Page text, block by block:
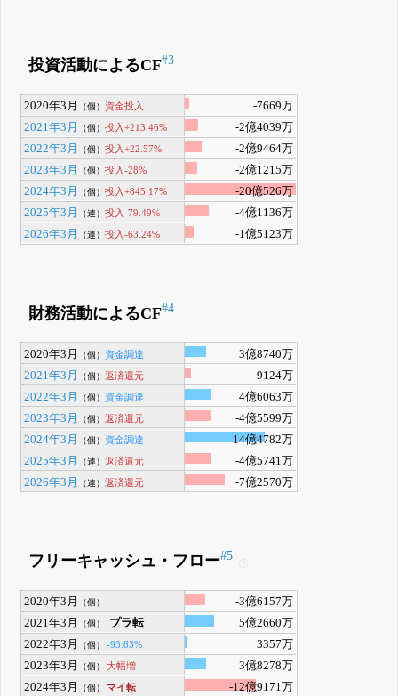
投資活動によるCF#3
2020年3月 （個） 資金投入
-7669万
2021年3月
（個）投入+213.46%
-2億4039万
2022年3月
（個）投入+22.57%
-2億9464万
2023年3月
（個）投入-28%
-2億1215万
2024年3月
（個）投入+845.17%
-20億526万
2025年3月
（連）投入-79.49%
-4億1136万
2026年3月
（連）投入-63.24% -1億5123万
財務活動によるCF#4
2020年3月 （個） 資金調達
3億8740万
2021年3月
（個）返済還元
-9124万
2022年3月
（個） 資金調達
4億6063万
2023年3月
（個）返済還元
-4億5599万
2024年3月
（個） 資金調達
14億4782万
2025年3月
（連）返済還元
-4億5741万
2026年3月
（連）返済還元 -7億2570万
フリーキャッシュ・フロー#5
2020年3月 （個）
-3億6157万
2021年3月
（個） プラ転
5億2660万
2022年3月
（個） -93.63%
3357万
2023年3月
（個） 大幅増
3億8278万
2024年3月
（個） マイ転 -12億9171万